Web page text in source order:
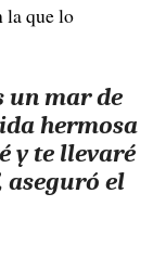
la que lo
un mar de
hermosa
y te llevaré
aseguró el